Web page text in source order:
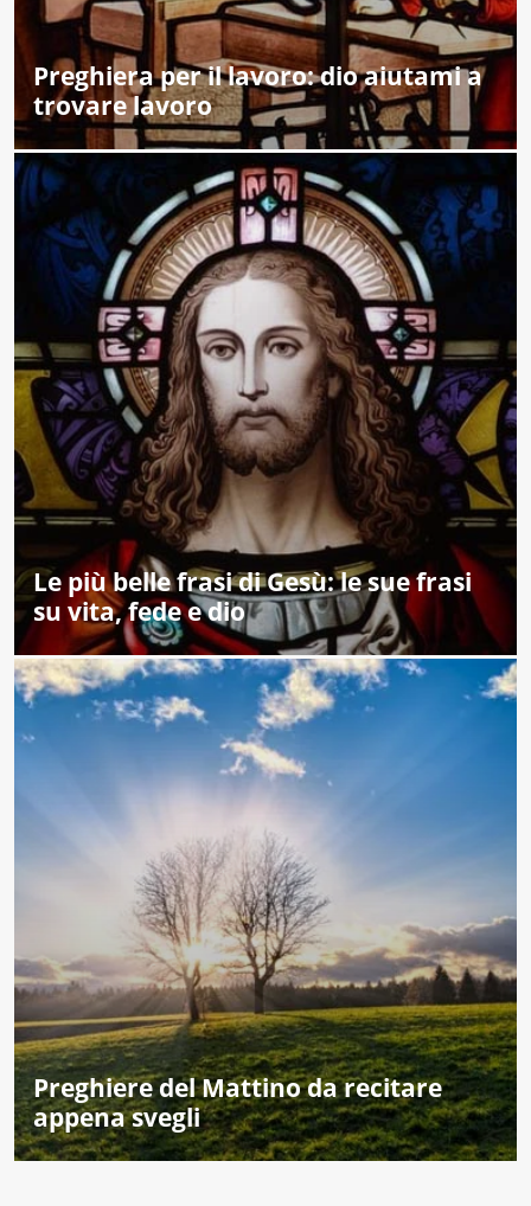
Preghiera per il lavoro: dio aiutami a
trovare lavoro
Le più belle frasi di Gesù: le sue frasi
su vita, fede e dio
Preghiere del Mattino da recitare
appena svegli